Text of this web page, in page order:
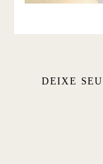
DEIXE